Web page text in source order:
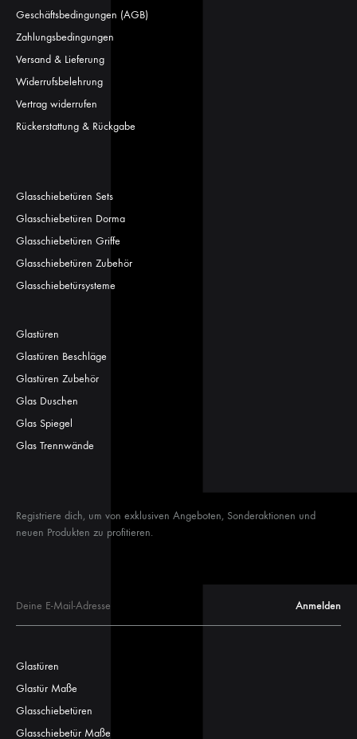
Geschäftsbedingungen (AGB)
Zahlungsbedingungen
Versand & Lieferung
Widerrufsbelehrung
Vertrag widerrufen
Rückerstattung & Rückgabe
Glasschiebetüren Sets
Glasschiebetüren Dorma
Glasschiebetüren Griffe
Glasschiebetüren Zubehör
Glasschiebetürsysteme
Glastüren
Glastüren Beschläge
Glastüren Zubehör
Glas Duschen
Glas Spiegel
Glas Trennwände
Registriere dich, um von exklusiven Angeboten, Sonderaktionen und
neuen Produkten zu profitieren.
Glastüren
Glastür Maße
Glasschiebetüren
Glasschiebetür Maße